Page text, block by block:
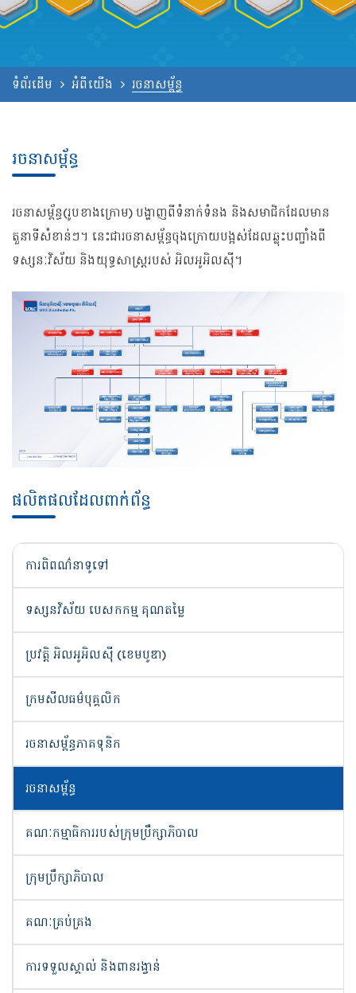
ទំព័រដើម អំពីយើង រចនាសម្ព័ន្ធ
រចនាសម្ព័ន្ធ
រចនាសម្ព័ន្ធ(រូបខាងក្រោម) បង្ហាញពីទំនាក់ទំនង និងសមាជិកដែលមាន
តួនាទីសំខាន់ៗ។ នេះជារចនាសម្ព័ន្ធចុងក្រោយបង្អស់ដែលឆ្លុះបញ្ចាំងពី
ទស្សនៈវិស័យ និងយុទ្ធសាស្ត្ររបស់ អិលអូអិលស៊ី។
ផលិតផលដែលពាក់ព័ន្ធ
ការពិពណ៌នាទូទៅ
ទស្សនវិស័យ បេសកកម្ម គុណតម្លៃ
ប្រវត្តិ អិលអូអិលស៊ី (ខេមបូឌា)
ក្រមសីលធម៌បុគ្គលិក
រចនាសម្ព័ន្ធភាគទុនិក
រចនាសម្ព័ន្ធ
គណៈកម្មាធិការរបស់ក្រុមប្រឹក្សាភិបាល
ក្រុម​ប្រឹក្សាភិបាល
គណៈគ្រប់គ្រង
ការទទួលស្គាល់ និងពានរង្វាន់